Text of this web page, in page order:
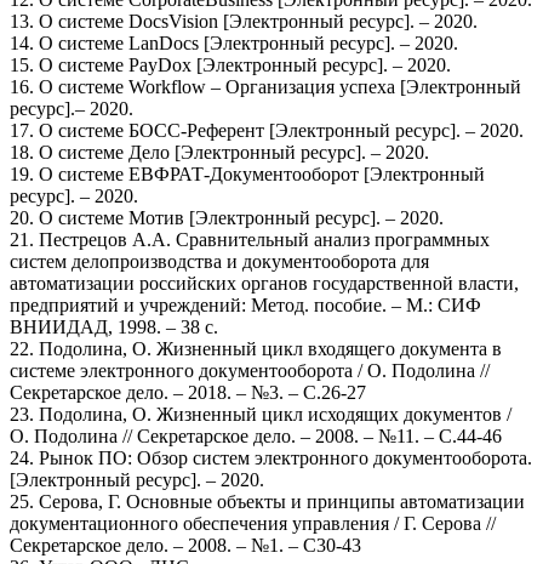
13. О системе DocsVision [Электронный ресурс]. – 2020.
14. О системе LanDocs [Электронный ресурс]. – 2020.
15. О системе PayDox [Электронный ресурс]. – 2020.
16. О системе Workflow – Организация успеха [Электронный
ресурс].– 2020.
17. О системе БОСС-Референт [Электронный ресурс]. – 2020.
18. О системе Дело [Электронный ресурс]. – 2020.
19. О системе ЕВФРАТ-Документооборот [Электронный
ресурс]. – 2020.
20. О системе Мотив [Электронный ресурс]. – 2020.
21. Пестрецов А.А. Сравнительный анализ программных
систем делопроизводства и документооборота для
автоматизации российских органов государственной власти,
предприятий и учреждений: Метод. пособие. – М.: СИФ
ВНИИДАД, 1998. – 38 с.
22. Подолина, О. Жизненный цикл входящего документа в
системе электронного документооборота / О. Подолина //
Секретарское дело. – 2018. – №3. – С.26-27
23. Подолина, О. Жизненный цикл исходящих документов /
О. Подолина // Секретарское дело. – 2008. – №11. – С.44-46
24. Рынок ПО: Обзор систем электронного документооборота.
[Электронный ресурс]. – 2020.
25. Серова, Г. Основные объекты и принципы автоматизации
документационного обеспечения управления / Г. Серова //
Секретарское дело. – 2008. – №1. – С30-43